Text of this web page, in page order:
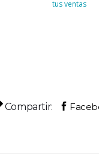
tus ventas
Compartir: